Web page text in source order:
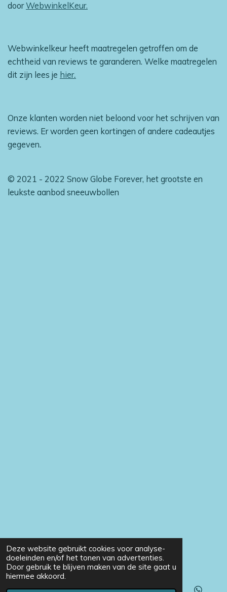
Deze website gebruikt cookies voor analyse-
doeleinden en/of het tonen van advertenties.
Door gebruik te blijven maken van de site gaat u
hiermee akkoord.
doorWebwinkelKeur.
Webwinkelkeur heeft maatregelen getroffen om de
echtheid van reviews te garanderen. Welke maatregelen
dit zijn lees je hier.
Onze klanten worden niet beloond voor het schrijven van
reviews. Er worden geen kortingen of andere cadeautjes
gegeven.
© 2021 - 2022 Snow Globe Forever, het grootste en
leukste aanbod sneeuwbollen